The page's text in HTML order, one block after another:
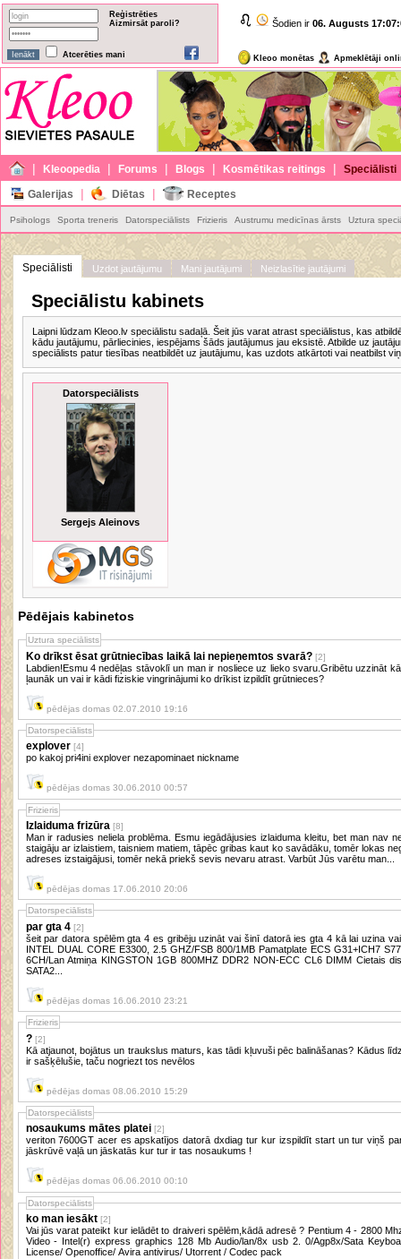
Reģistrēties
Aizmirsāt paroli?
Atcerēties mani
Šodien ir 06. Augusts
Kleoo monētas Apmeklētāji
| Kleoopedia | Forums | Blogs | Kosmētikas reitings | Speciālisti
Galerijas | Diētas | Receptes
Psihologs Sporta treneris Datorspeciālists Frizieris Austrumu medicīnas ārsts Uztura
Speciālisti Uzdot jautājumu Mani jautājumi Neizlasītie jautājumi
Speciālistu kabinets
Laipni lūdzam Kleoo.lv speciālistu sadaļā. Šeit jūs varat atrast speciālistus, kas
kādu jautājumu, pārliecinies, iespējams šāds jautājumus jau eksistē. Atbilde uz
speciālists patur tiesības neatbildēt uz jautājumu, kas uzdots atkārtoti vai neatbilst
Datorspeciālists
Sergejs Aleinovs
Pēdējais kabinetos
Uztura speciālists
Ko drīkst ēsat grūtniecības laikā lai nepieņemtos svarā? [2]
Labdien!Esmu 4 nedēļas stāvoklī un man ir nosliece uz lieko svaru.Gribētu uzzināt
ļaunāk un vai ir kādi fiziskie vingrinājumi ko drīkist izpildīt grūtnieces?
pēdējas domas 02.07.2010 19:16
Datorspeciālists
explover [4]
po kakoj pri4ini explover nezapominaet nickname
pēdējas domas 30.06.2010 00:57
Frizieris
Izlaiduma frizūra [8]
Man ir radusies neliela problēma. Esmu iegādājusies izlaiduma kleitu, bet man nav
staigāju ar izlaistiem, taisniem matiem, tāpēc gribas kaut ko savādāku, tomēr lokas
adreses izstaigājusi, tomēr nekā priekš sevis nevaru atrast. Varbūt Jūs varētu man...
pēdējas domas 17.06.2010 20:06
Datorspeciālists
par gta 4 [2]
šeit par datora spēlēm gta 4 es gribēju uzināt vai šinī datorā ies gta 4 kā lai uzina vai tā spēle ies normāli ?????? Procesors
INTEL DUAL CORE E3300, 2.5 GHZ/FSB 800/1MB Pamatplate ECS G31+ICH7
6CH/Lan Atmiņa KINGSTON 1GB 800MHZ DDR2 NON-ECC CL6 DIMM Cietais
SATA2...
pēdējas domas 16.06.2010 23:21
Frizieris
? [2]
Kā atjaunot, bojātus un traukslus maturs, kas tādi kļuvuši pēc balināšanas? Kādus līdzekļus būtu vēlasm lietot, jo matu gali arī
ir sašķēlušie, taču nogriezt tos nevēlos
pēdējas domas 08.06.2010 15:29
Datorspeciālists
nosaukums mātes platei [2]
veriton 7600GT acer es apskatījos datorā dxdiag tur kur izspildīt start un tur viņš parāda to nosaukumu ! ja nav pareizs tad
jāskrūvē vaļā un jāskatās kur tur ir tas nosaukums !
pēdējas domas 06.06.2010 00:10
Datorspeciālists
ko man iesākt [2]
Vai jūs varat pateikt kur ielādēt to draiveri spēlēm,kādā adresē ? Pentium 4 - 2800
Video - Intel(r) express graphics 128 Mb Audio/lan/8x usb 2. 0/Agp8x/Sata
License/ Openoffice/ Avira antivirus/ Utorrent / Codec pack